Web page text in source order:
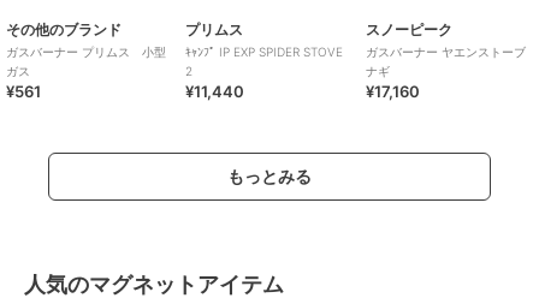
その他のブランド
ガスバーナー プリムス 小型
ガス
¥561
プリムス
ｷｬﾝﾌﾟ IP EXP SPIDER STOVE
2
¥11,440
スノーピーク
ガスバーナー ヤエンストーブ
ナギ
¥17,160
もっとみる
人気のマグネットアイテム